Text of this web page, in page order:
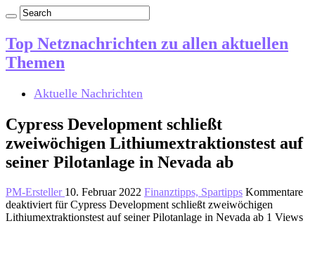
Top Netznachrichten zu allen aktuellen
Themen
Aktuelle Nachrichten
Cypress Development schließt
zweiwöchigen Lithiumextraktionstest auf
seiner Pilotanlage in Nevada ab
PM-Ersteller 10. Februar 2022 Finanztipps, Spartipps Kommentare
deaktiviert für Cypress Development schließt zweiwöchigen
Lithiumextraktionstest auf seiner Pilotanlage in Nevada ab 1 Views